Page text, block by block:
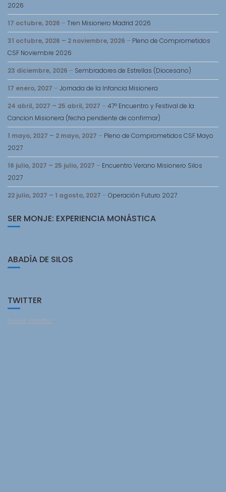
2026
17 octubre, 2026 – Tren Misionero Madrid 2026
31 octubre, 2026 – 2 noviembre, 2026 – Pleno de Comprometidos
CSF Noviembre 2026
23 diciembre, 2026 – Sembradores de Estrellas (Diocesano)
17 enero, 2027 – Jornada de la Infancia Misionera
24 abril, 2027 – 25 abril, 2027 – 47º Encuentro y Festival de la
Cancion Misionera (fecha pendiente de confirmar)
1 mayo, 2027 – 2 mayo, 2027 – Pleno de Comprometidos CSF Mayo
2027
16 julio, 2027 – 25 julio, 2027 – Encuentro Verano Misionero Silos
2027
22 julio, 2027 – 1 agosto, 2027 – Operación Futuro 2027
SER MONJE: EXPERIENCIA MONÁSTICA
ABADÍA DE SILOS
TWITTER
Follow @twitter